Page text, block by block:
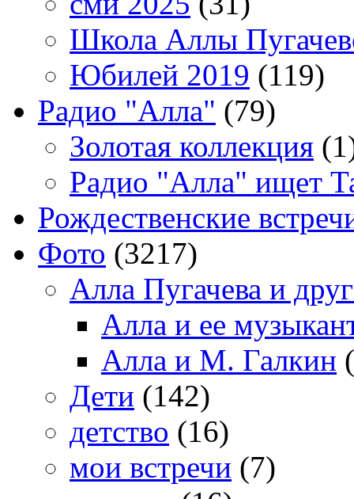
Школа Аллы
Юбилей 2019 (119)
Радио "Алла" (79)
Золотая коллекция
Радио "Алла" ищет
Рождественские
Фото (3217)
Алла Пугачева и
Алла и ее
Алла и М. Галкин
Дети (142)
детство (16)
мои встречи (7)